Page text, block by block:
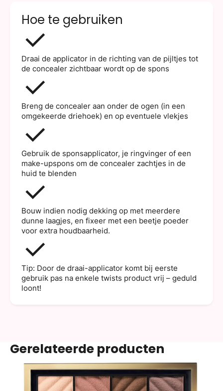
Hoe te gebruiken
Draai de applicator in de richting van de pijltjes tot
de concealer zichtbaar wordt op de spons
Breng de concealer aan onder de ogen (in een
omgekeerde driehoek) en op eventuele vlekjes
Gebruik de sponsapplicator, je ringvinger of een
make-upspons om de concealer zachtjes in de
huid te blenden
Bouw indien nodig dekking op met meerdere
dunne laagjes, en fixeer met een beetje poeder
voor extra houdbaarheid.
Tip: Door de draai-applicator komt bij eerste
gebruik pas na enkele twists product vrij – geduld
loont!
Gerelateerde producten